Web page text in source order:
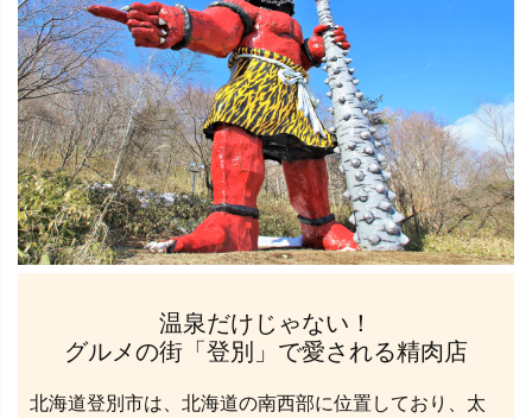
温泉だけじゃない！
グルメの街「登別」で愛される精肉店
北海道登別市は、北海道の南西部に位置しており、太